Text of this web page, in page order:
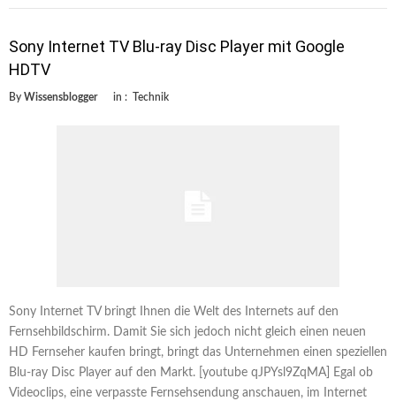
Sony Internet TV Blu-ray Disc Player mit Google
HDTV
By Wissensblogger in : Technik
Sony Internet TV bringt Ihnen die Welt des Internets auf den
Fernsehbildschirm. Damit Sie sich jedoch nicht gleich einen neuen
HD Fernseher kaufen bringt, bringt das Unternehmen einen speziellen
Blu-ray Disc Player auf den Markt. [youtube qJPYsl9ZqMA] Egal ob
Videoclips, eine verpasste Fernsehsendung anschauen, im Internet